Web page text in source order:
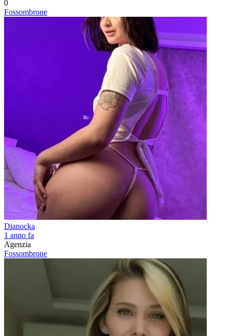
0
Fossombrone
Dianocka
1 anno fa
Agenzia
Fossombrone